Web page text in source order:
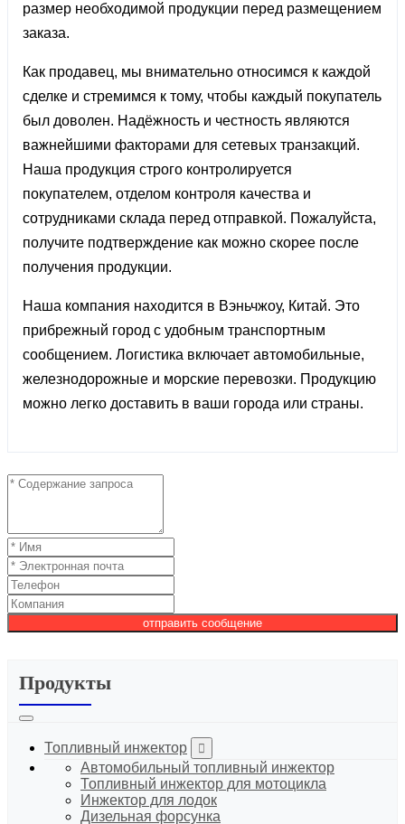
размер необходимой продукции перед размещением
заказа.
Как продавец, мы внимательно относимся к каждой
сделке и стремимся к тому, чтобы каждый покупатель
был доволен. Надёжность и честность являются
важнейшими факторами для сетевых транзакций.
Наша продукция строго контролируется
покупателем, отделом контроля качества и
сотрудниками склада перед отправкой. Пожалуйста,
получите подтверждение как можно скорее после
получения продукции.
Наша компания находится в Вэньчжоу, Китай. Это
прибрежный город с удобным транспортным
сообщением. Логистика включает автомобильные,
железнодорожные и морские перевозки. Продукцию
можно легко доставить в ваши города или страны.
отправить сообщение
Продукты
Топливный инжектор
Автомобильный топливный инжектор
Топливный инжектор для мотоцикла
Инжектор для лодок
Дизельная форсунка